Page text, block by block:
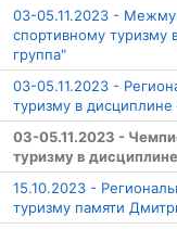
03-05.11.2023 -
спортивному туризму
группа"
03-05.11.2023 -
туризму в
03-05.11.2023 -
туризму в
15.10.2023 -
туризму памяти